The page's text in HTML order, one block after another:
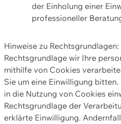
der Einholung einer
professioneller
Hinweise zu
Rechtsgrundlage wir Ihre
mithilfe von Cookies
Sie um eine Einwilligung
in die Nutzung von Cookies
Rechtsgrundlage der
erklärte Einwilligung.